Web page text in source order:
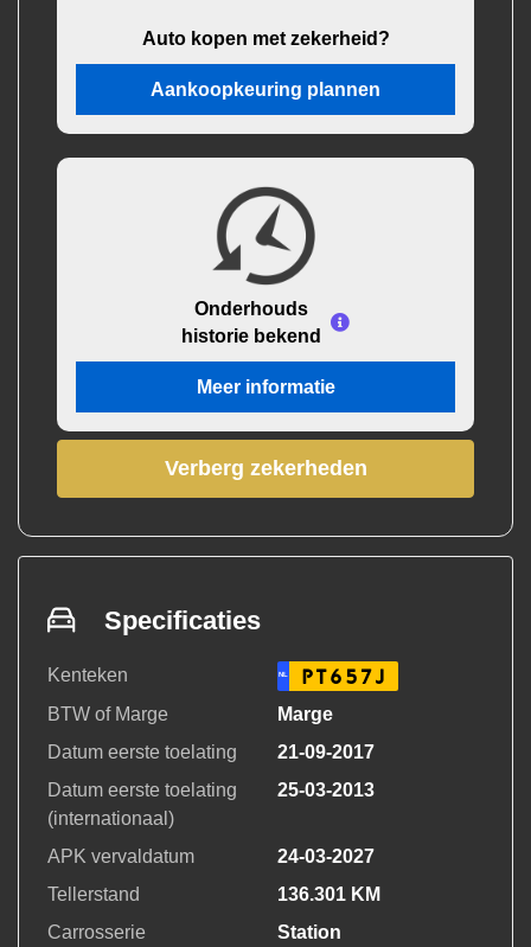
Auto kopen met zekerheid?
Aankoopkeuring plannen
Onderhouds
historie bekend
Meer informatie
Verberg zekerheden
Specificaties
Kenteken NL PT657J
BTW of Marge
Marge
Datum eerste toelating
21-09-2017
Datum eerste toelating
(internationaal)
25-03-2013
APK vervaldatum
24-03-2027
Tellerstand
136.301 KM
Carrosserie
Station